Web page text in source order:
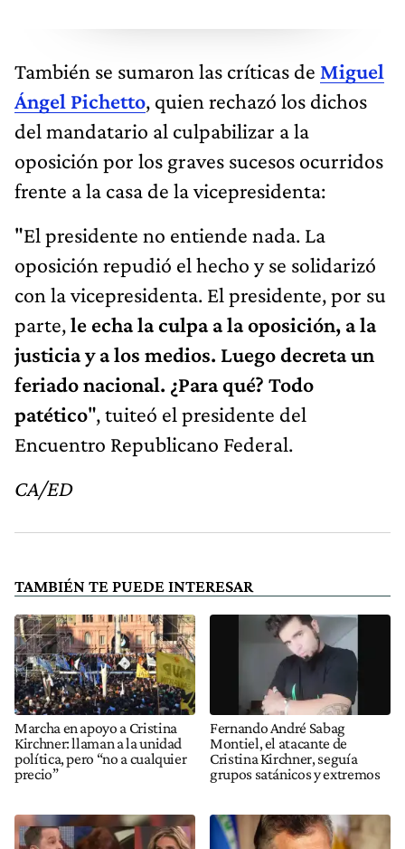
También se sumaron las críticas de Miguel
Ángel Pichetto, quien rechazó los dichos
del mandatario al culpabilizar a la
oposición por los graves sucesos ocurridos
frente a la casa de la vicepresidenta:
"El presidente no entiende nada. La
oposición repudió el hecho y se solidarizó
con la vicepresidenta. El presidente, por su
parte,le echa la culpa a la oposición, a la
justicia y a los medios. Luego decreta un
feriado nacional. ¿Para qué? Todo
patético", tuiteó el presidente del
Encuentro Republicano Federal.
CA/ED
TAMBIÉN TE PUEDE INTERESAR
Marcha en apoyo a Cristina
Kirchner: llaman a la unidad
política, pero “no a cualquier
precio”
Fernando André Sabag
Montiel, el atacante de
Cristina Kirchner, seguía
grupos satánicos y extremos